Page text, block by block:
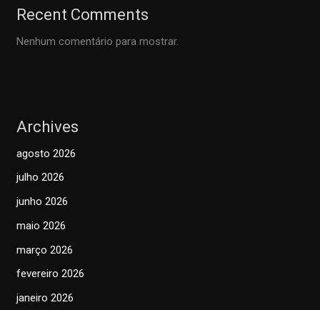
Recent Comments
Nenhum comentário para mostrar.
Archives
agosto 2026
julho 2026
junho 2026
maio 2026
março 2026
fevereiro 2026
janeiro 2026